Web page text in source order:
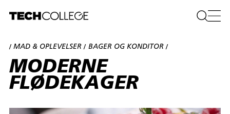
/MAD & OPLEVELSER / BAGER OG KONDITOR /
MODERNE
FLØDEKAGER